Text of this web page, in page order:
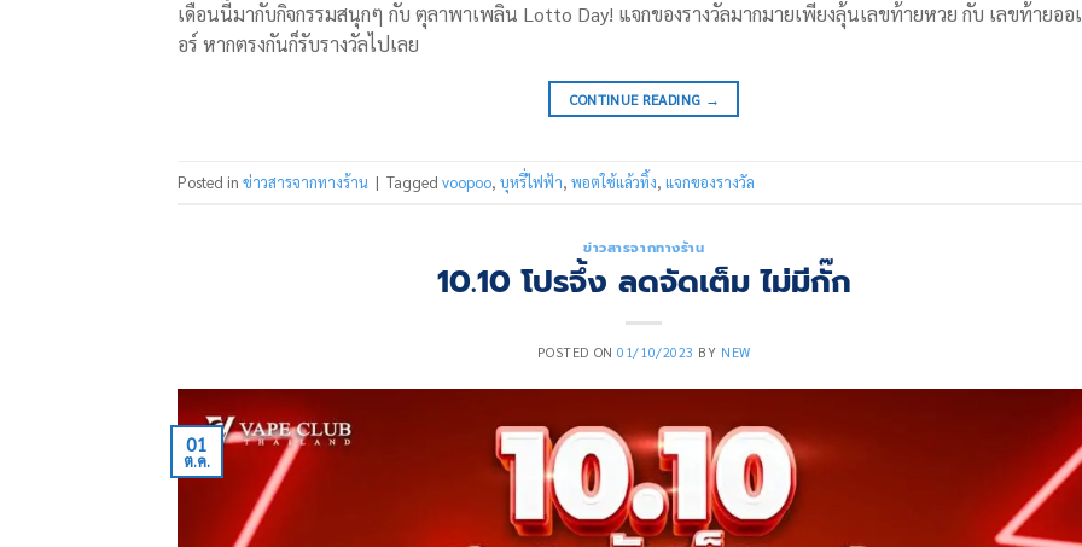
เดือนนี้มากับกิจกรรมสนุกๆ กับ ตุลาพาเพลิน Lotto Day! แจกของรางวัลมากมายเพียงลุ้นเลขท้ายหวย กับ เลขท้ายออ
อร์ หากตรงกันก็รับรางวัลไปเลย
CONTINUE READING →
Posted in ข่าวสารจากทางร้าน | Tagged voopoo, บุหรี่ไฟฟ้า, พอตใช้แล้วทิ้ง, แจกของรางวัล
ข่าวสารจากทางร้าน
10.10 โปรจึ้ง ลดจัดเต็ม ไม่มีกั๊ก
POSTED ON01/10/2023 BY NEW
01
ต.ค.